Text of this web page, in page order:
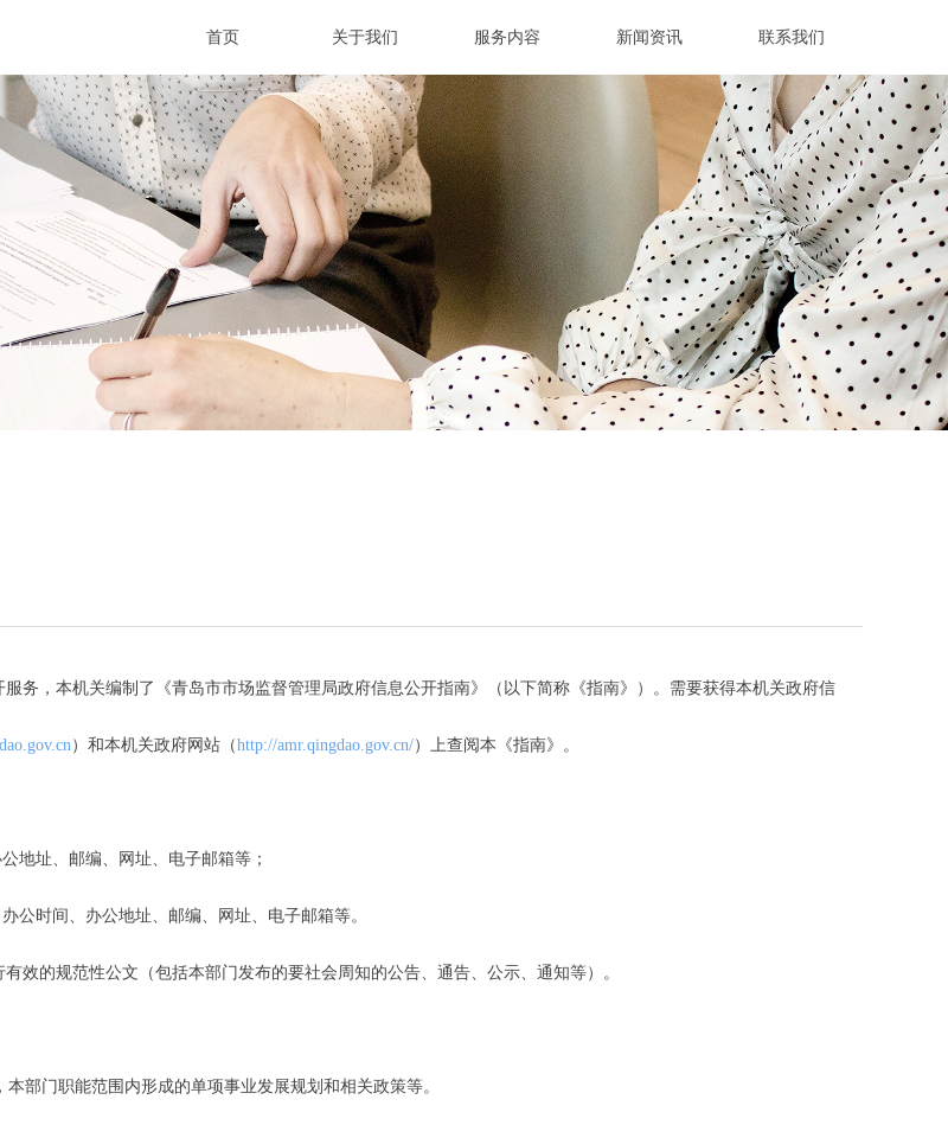
首页
首页
关于我们
关于我们
服务内容
服务内容
新闻资讯
新闻资讯
联系我们
联系我们
务，本机关编制了《青岛市市场监督管理局政府信息公开指南》（以下简称《指南》）。需要获得本机关政府信
）和本机关政府网站（http://amr.qingdao.gov.cn/）上查阅本《指南》。
地址、邮编、网址、电子邮箱等；
公时间、办公地址、邮编、网址、电子邮箱等。
效的规范性公文（包括本部门发布的要社会周知的公告、通告、公示、通知等）。
部门职能范围内形成的单项事业发展规划和相关政策等。